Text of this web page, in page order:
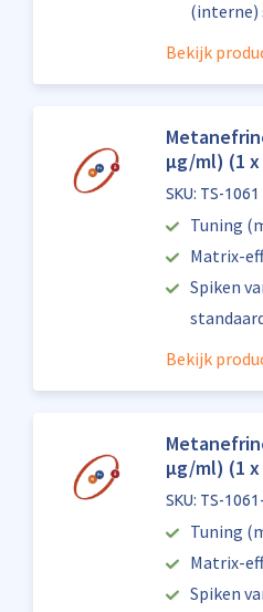
(interne)
Bekijk
µg/ml) (1 x
SKU: TS-1061
Tuning
Matrix-
Spiken
Bekijk
µg/ml) (1 x
SKU: TS-
Tuning
Matrix-
Spiken